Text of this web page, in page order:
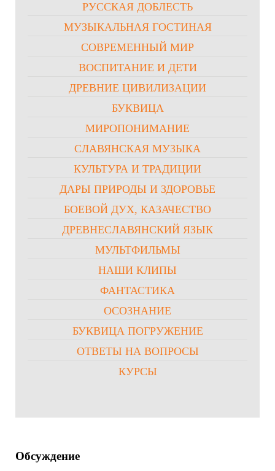
РУССКАЯ ДОБЛЕСТЬ
МУЗЫКАЛЬНАЯ ГОСТИНАЯ
СОВРЕМЕННЫЙ МИР
ВОСПИТАНИЕ И ДЕТИ
ДРЕВНИЕ ЦИВИЛИЗАЦИИ
БУКВИЦА
МИРОПОНИМАНИЕ
СЛАВЯНСКАЯ МУЗЫКА
КУЛЬТУРА И ТРАДИЦИИ
ДАРЫ ПРИРОДЫ И ЗДОРОВЬЕ
БОЕВОЙ ДУХ, КАЗАЧЕСТВО
ДРЕВНЕСЛАВЯНСКИЙ ЯЗЫК
МУЛЬТФИЛЬМЫ
НАШИ КЛИПЫ
ФАНТАСТИКА
ОСОЗНАНИЕ
БУКВИЦА ПОГРУЖЕНИЕ
ОТВЕТЫ НА ВОПРОСЫ
КУРСЫ
Обсуждение